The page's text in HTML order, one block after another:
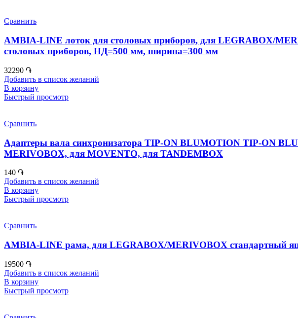
Сравнить
AMBIA-LINE лоток для столовых приборов, для LEGRABOX/
столовых приборов, НД=500 мм, ширина=300 мм
32290 ֏
Добавить в список желаний
В корзину
Быстрый просмотр
Сравнить
Адаптеры вала синхронизатора TIP-ON BLUMOTION TIP-ON
MERIVOBOX, для MOVENTO, для TANDEMBOX
140 ֏
Добавить в список желаний
В корзину
Быстрый просмотр
Сравнить
AMBIA-LINE рама, для LEGRABOX/MERIVOBOX стандартный
19500 ֏
Добавить в список желаний
В корзину
Быстрый просмотр